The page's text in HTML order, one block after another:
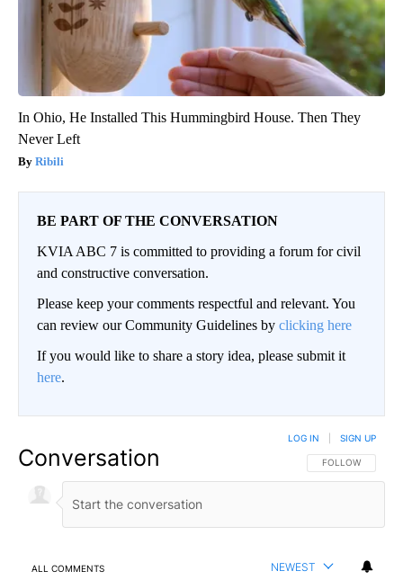
In Ohio, He Installed This Hummingbird House. Then They
Never Left
Ribili
BE PART OF THE CONVERSATION
KVIA ABC 7 is committed to providing a forum for civil
and constructive conversation.
Please keep your comments respectful and relevant. You
can review our Community Guidelines by clicking here
If you would like to share a story idea, please submit it
here.
Conversation FOLLOW THIS
FOLLOW
LOG IN SIGN UP
ALL COMMENTS NEWEST